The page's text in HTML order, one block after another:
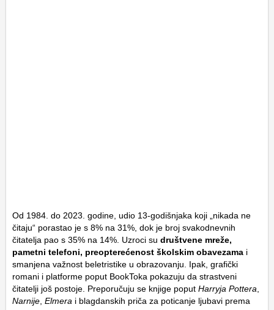
Od 1984. do 2023. godine, udio 13-godišnjaka koji „nikada ne
čitaju“ porastao je s 8% na 31%, dok je broj svakodnevnih
čitatelja pao s 35% na 14%. Uzroci su društvene mreže,
pametni telefoni, preopterećenost školskim obavezama i
smanjena važnost beletristike u obrazovanju. Ipak, grafički
romani i platforme poput BookToka pokazuju da strastveni
čitatelji još postoje. Preporučuju se knjige poput Harryja Pottera,
Narnije, Elmera i blagdanskih priča za poticanje ljubavi prema